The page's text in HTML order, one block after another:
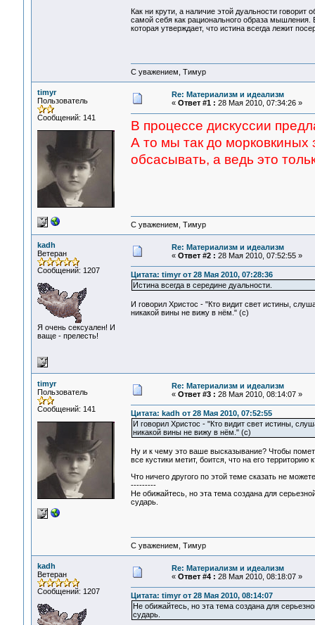
Как ни крути, а наличие этой дуальности
самой себя как рационального образа
которая утверждает, что истина всегда лежит
С уважением, Тимур
timyr
Пользователь
Сообщений: 141
Re: Материализм и идеализм
« Ответ #1 : 28 Мая 2010, 07:34:26 »
В процессе дискуссии
А то мы так до морковкиных
обсасывать, а ведь это
С уважением, Тимур
kadh
Ветеран
Сообщений: 1207
Я очень сексуален! И
ваще - прелесть!
Re: Материализм и идеализм
« Ответ #2 : 28 Мая 2010, 07:52:55 »
Цитата: timyr от 28 Мая 2010, 07:28:36
Истина всегда в середине дуальности.
И говорил Христос - "Кто видит свет истины,
никакой вины не вижу в нём." (с)
timyr
Пользователь
Сообщений: 141
Re: Материализм и идеализм
« Ответ #3 : 28 Мая 2010, 08:14:07 »
Цитата: kadh от 28 Мая 2010, 07:52:55
И говорил Христос - "Кто видит свет истины,
никакой вины не вижу в нём." (с)
Ну и к чему это ваше высказывание? Чтобы
все кустики метит, боится, что на его территорию
Что ничего другого по этой теме сказать не
---------
Не обижайтесь, но эта тема создана для
сударь.
С уважением, Тимур
kadh
Ветеран
Сообщений: 1207
Re: Материализм и идеализм
« Ответ #4 : 28 Мая 2010, 08:18:07 »
Цитата: timyr от 28 Мая 2010, 08:14:07
Не обижайтесь, но эта тема создана для
сударь.